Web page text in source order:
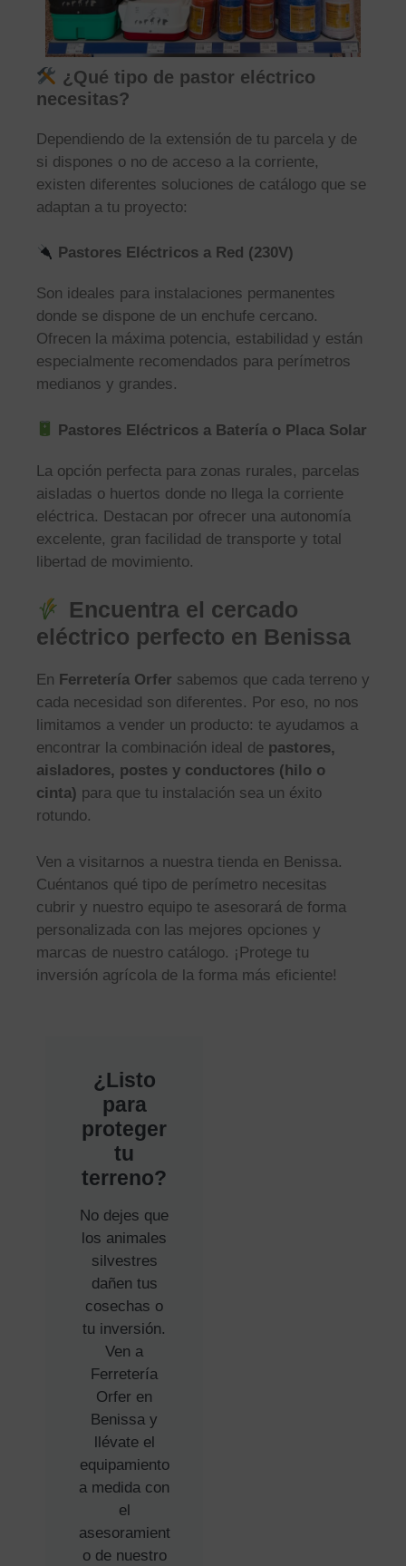
¿Qué tipo de pastor eléctrico
necesitas?
Dependiendo de la extensión de tu parcela y de
si dispones o no de acceso a la corriente,
existen diferentes soluciones de catálogo que se
adaptan a tu proyecto:
Pastores Eléctricos a Red (230V)
Son ideales para instalaciones permanentes
donde se dispone de un enchufe cercano.
Ofrecen la máxima potencia, estabilidad y están
especialmente recomendados para perímetros
medianos y grandes.
Pastores Eléctricos a Batería o Placa Solar
La opción perfecta para zonas rurales, parcelas
aisladas o huertos donde no llega la corriente
eléctrica. Destacan por ofrecer una autonomía
excelente, gran facilidad de transporte y total
libertad de movimiento.
Encuentra el cercado
eléctrico perfecto en Benissa
En Ferretería Orfer sabemos que cada terreno y
cada necesidad son diferentes. Por eso, no nos
limitamos a vender un producto: te ayudamos a
encontrar la combinación ideal de pastores,
aisladores, postes y conductores (hilo o
cinta) para que tu instalación sea un éxito
rotundo.
Ven a visitarnos a nuestra tienda en Benissa.
Cuéntanos qué tipo de perímetro necesitas
cubrir y nuestro equipo te asesorará de forma
personalizada con las mejores opciones y
marcas de nuestro catálogo. ¡Protege tu
inversión agrícola de la forma más eficiente!
¿Listo
para
proteger
tu
terreno?
No dejes que
los animales
silvestres
dañen tus
cosechas o
tu inversión.
Ven a
Ferretería
Orfer en
Benissa y
llévate el
equipamiento
a medida con
el
asesoramient
o de nuestro